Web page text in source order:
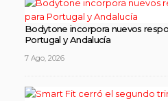
Bodytone incorpora nuevos
Portugal y Andalucía
7 Ago, 2026